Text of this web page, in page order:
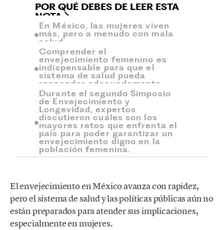
POR QUÉ DEBES DE LEER ESTA
NOTA
En México, las mujeres viven
más, pero a menudo con mala
salud.
Comprender el
envejecimiento femenino es
indispensable para que el
sistema de salud pueda
responder adecuadamente.
Durante el segundo Simposio
de Envejecimiento y
Longevidad, expertos
discutieron cuáles son los
mayores retos que enfrenta el
país para poder garantizar un
envejecimiento digno en la
población femenina.
El envejecimiento en México avanza con rapidez,
pero el sistema de salud y las políticas públicas aún no
están preparados para atender sus implicaciones,
especialmente en mujeres.